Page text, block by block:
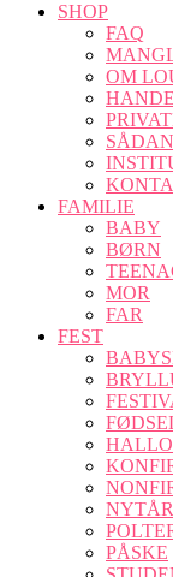
SHOP
FAQ
OM
FAMILIE
BABY
BØRN
MOR
FAR
FEST
NYTÅR
PÅSKE